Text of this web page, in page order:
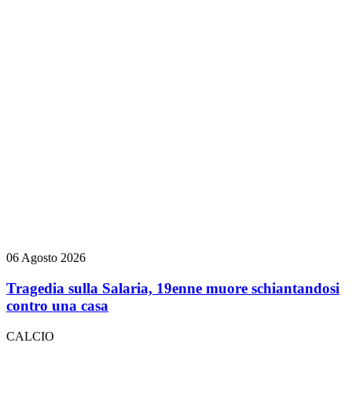
06 Agosto 2026
Tragedia sulla Salaria, 19enne muore schiantandosi
contro una casa
CALCIO